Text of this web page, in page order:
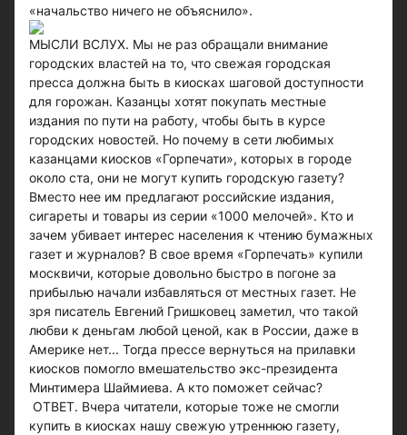
«начальство ничего не объяснило».
МЫСЛИ ВСЛУХ. Мы не раз обращали внимание
городских властей на то, что свежая городская
пресса должна быть в киосках шаговой доступности
для горожан. Казанцы хотят покупать местные
издания по пути на работу, чтобы быть в курсе
городских новостей. Но почему в сети любимых
казанцами киосков «Горпечати», которых в городе
около ста, они не могут купить городскую газету?
Вместо нее им предлагают российские издания,
сигареты и товары из серии «1000 мелочей». Кто и
зачем убивает интерес населения к чтению бумажных
газет и журналов? В свое время «Горпечать» купили
москвичи, которые довольно быстро в погоне за
прибылью начали избавляться от местных газет. Не
зря писатель Евгений Гришковец заметил, что такой
любви к деньгам любой ценой, как в России, даже в
Америке нет... Тогда прессе вернуться на прилавки
киосков помогло вмешательство экс-президента
Минтимера Шаймиева. А кто поможет сейчас?
ОТВЕТ. Вчера читатели, которые тоже не смогли
купить в киосках нашу свежую утреннюю газету,